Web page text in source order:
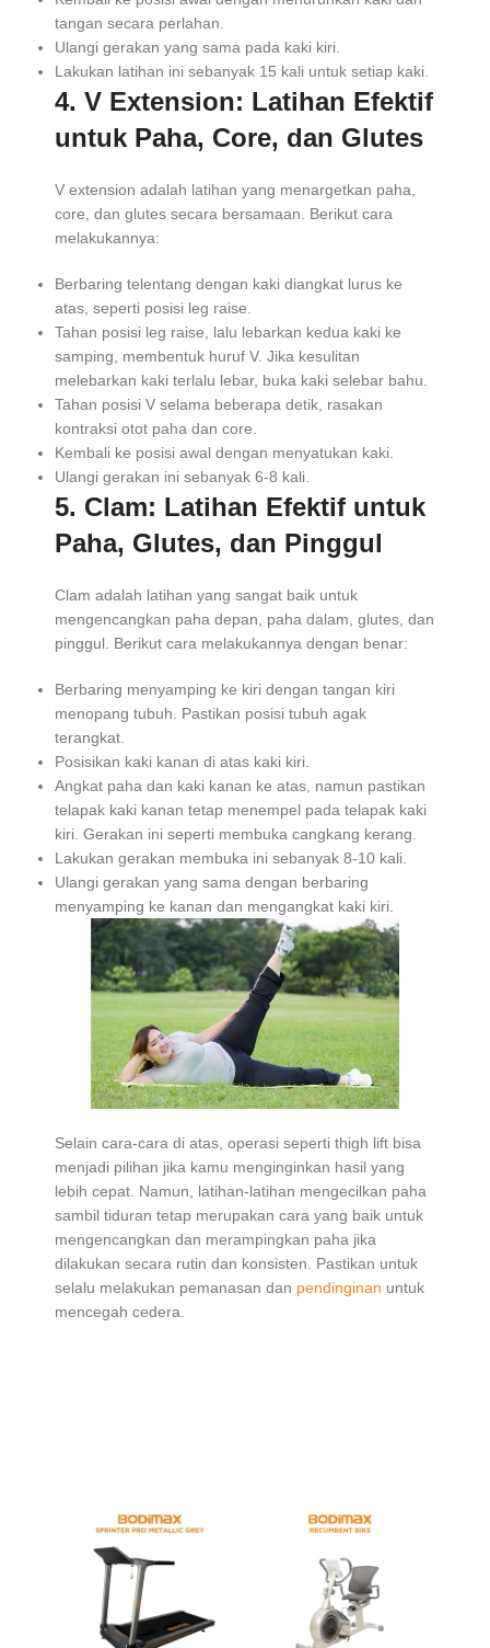
tangan secara perlahan.
Ulangi gerakan yang sama pada kaki kiri.
Lakukan latihan ini sebanyak 15 kali untuk setiap kaki.
4. V Extension: Latihan Efektif
untuk Paha, Core, dan Glutes
V extension adalah latihan yang menargetkan paha,
core, dan glutes secara bersamaan. Berikut cara
melakukannya:
Berbaring telentang dengan kaki diangkat lurus ke
atas, seperti posisi leg raise.
Tahan posisi leg raise, lalu lebarkan kedua kaki ke
samping, membentuk huruf V. Jika kesulitan
melebarkan kaki terlalu lebar, buka kaki selebar bahu.
Tahan posisi V selama beberapa detik, rasakan
kontraksi otot paha dan core.
Kembali ke posisi awal dengan menyatukan kaki.
Ulangi gerakan ini sebanyak 6-8 kali.
5. Clam: Latihan Efektif untuk
Paha, Glutes, dan Pinggul
Clam adalah latihan yang sangat baik untuk
mengencangkan paha depan, paha dalam, glutes, dan
pinggul. Berikut cara melakukannya dengan benar:
Berbaring menyamping ke kiri dengan tangan kiri
menopang tubuh. Pastikan posisi tubuh agak
terangkat.
Posisikan kaki kanan di atas kaki kiri.
Angkat paha dan kaki kanan ke atas, namun pastikan
telapak kaki kanan tetap menempel pada telapak kaki
kiri. Gerakan ini seperti membuka cangkang kerang.
Lakukan gerakan membuka ini sebanyak 8-10 kali.
Ulangi gerakan yang sama dengan berbaring
menyamping ke kanan dan mengangkat kaki kiri.
Selain cara-cara di atas, operasi seperti thigh lift bisa
menjadi pilihan jika kamu menginginkan hasil yang
lebih cepat. Namun, latihan-latihan mengecilkan paha
sambil tiduran tetap merupakan cara yang baik untuk
mengencangkan dan merampingkan paha jika
dilakukan secara rutin dan konsisten. Pastikan untuk
selalu melakukan pemanasan dan pendinginan untuk
mencegah cedera.